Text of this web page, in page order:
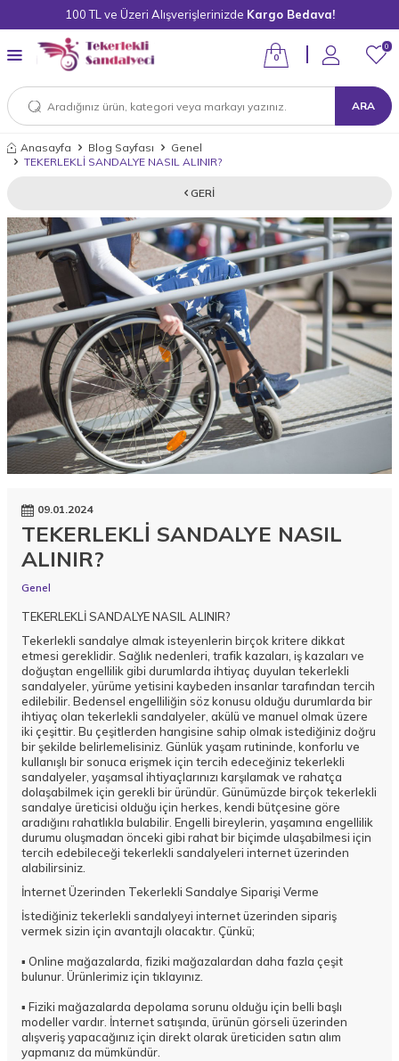
100 TL ve Üzeri Alışverişlerinizde Kargo Bedava!
ARA
0
0
Anasayfa Blog Sayfası
Genel
TEKERLEKLİ SANDALYE NASIL ALINIR?
GERI
09.01.2024
TEKERLEKLİ SANDALYE NASIL
ALINIR?
Genel
TEKERLEKLİ SANDALYE NASIL ALINIR?
Tekerlekli sandalye almak isteyenlerin birçok kritere dikkat
etmesi gereklidir. Sağlık nedenleri, trafik kazaları, iş kazaları ve
doğuştan engellilik gibi durumlarda ihtiyaç duyulan tekerlekli
sandalyeler, yürüme yetisini kaybeden insanlar tarafından tercih
edilebilir. Bedensel engelliliğin söz konusu olduğu durumlarda bir
ihtiyaç olan tekerlekli sandalyeler, akülü ve manuel olmak üzere
iki çeşittir. Bu çeşitlerden hangisine sahip olmak istediğiniz doğru
bir şekilde belirlemelisiniz. Günlük yaşam rutininde, konforlu ve
kullanışlı bir sonuca erişmek için tercih edeceğiniz tekerlekli
sandalyeler, yaşamsal ihtiyaçlarınızı karşılamak ve rahatça
dolaşabilmek için gerekli bir üründür. Günümüzde birçok tekerlekli
sandalye üreticisi olduğu için herkes, kendi bütçesine göre
aradığını rahatlıkla bulabilir. Engelli bireylerin, yaşamına engellilik
durumu oluşmadan önceki gibi rahat bir biçimde ulaşabilmesi için
tercih edebileceği tekerlekli sandalyeleri internet üzerinden
alabilirsiniz.
İnternet Üzerinden Tekerlekli Sandalye Siparişi Verme
İstediğiniz tekerlekli sandalyeyi internet üzerinden sipariş
vermek sizin için avantajlı olacaktır. Çünkü;
▪️ Online mağazalarda, fiziki mağazalardan daha fazla çeşit
bulunur. Ürünlerimiz için tıklayınız.
▪️ Fiziki mağazalarda depolama sorunu olduğu için belli başlı
modeller vardır. İnternet satışında, ürünün görseli üzerinden
alışveriş yapacağınız için direkt olarak üreticiden satın alım
yapmanız da mümkündür.